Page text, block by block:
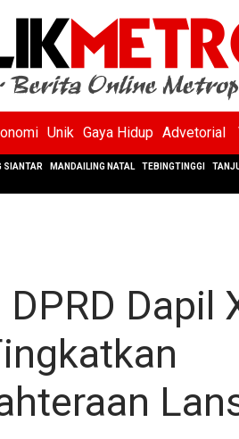
Unik Gaya Hidup Advetorial
SIANTAR MANDAILING NATAL TEBINGTINGGI
Dapil